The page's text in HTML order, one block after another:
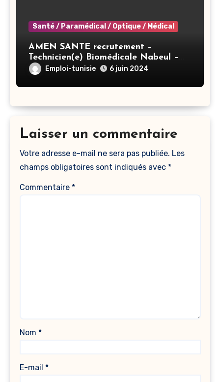
Santé / Paramédical / Optique / Médical
AMEN SANTE recrutement –
Technicien(e) Biomédicale Nabeul –
NabeulEmploi-tunisie 6 juin 2024
Laisser un commentaire
Votre adresse e-mail ne sera pas publiée. Les
champs obligatoires sont indiqués avec *
Commentaire *
Nom *
E-mail *